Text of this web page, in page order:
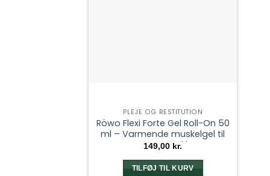
PLEJE OG RESTITUTION
Röwo Flexi Forte Gel Roll-On 50
ml – Varmende muskelgel til
ømme muskler
149,00 kr.
TILFØJ TIL KURV